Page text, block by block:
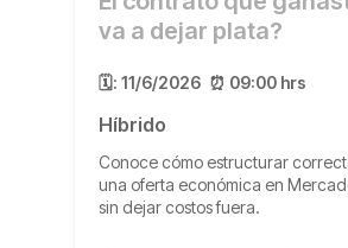
va a dejar plata?
🗓️: 11/6/2026 ⏰ 09:00 hrs
Híbrido
Conoce ​cómo estructurar
una oferta económica en
sin dejar costos fuera.